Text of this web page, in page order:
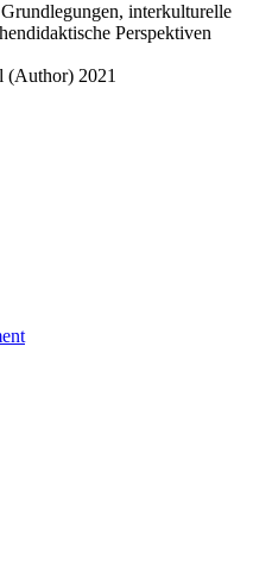
interkulturelle
Perspektiven
(Author) 2021